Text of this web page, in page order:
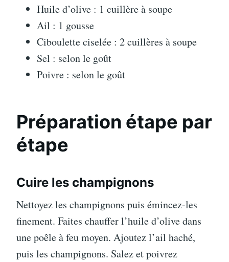
Huile d’olive : 1 cuillère à soupe
Ail : 1 gousse
Ciboulette ciselée : 2 cuillères à soupe
Sel : selon le goût
Poivre : selon le goût
Préparation étape par
étape
Cuire les champignons
Nettoyez les champignons puis émincez-les
finement. Faites chauffer l’huile d’olive dans
une poêle à feu moyen. Ajoutez l’ail haché,
puis les champignons. Salez et poivrez